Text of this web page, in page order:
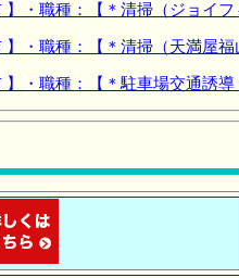
・職種：【＊清掃（ジョイフ
・職種：【＊清掃（天満屋福
・職種：【＊駐車場交通誘導